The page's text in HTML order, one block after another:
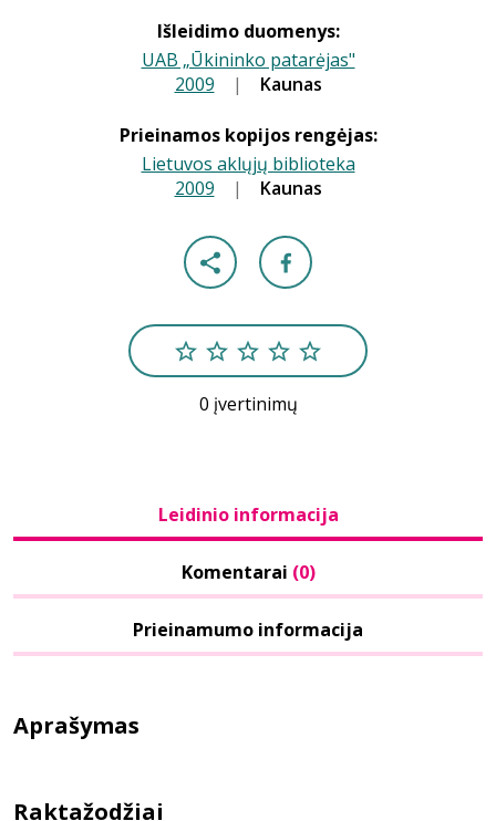
Išleidimo duomenys:
UAB „Ūkininko patarėjas"
2009 | Kaunas
Prieinamos kopijos rengėjas:
Lietuvos aklųjų biblioteka
2009 | Kaunas
0 įvertinimų
Leidinio informacija
Komentarai (0)
Prieinamumo informacija
Aprašymas
Raktažodžiai